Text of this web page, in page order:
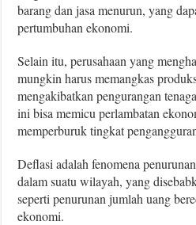
barang dan jasa menurun, yang
pertumbuhan ekonomi.
Selain itu, perusahaan yang
mungkin harus memangkas
mengakibatkan pengurangan
ini bisa memicu perlambatan
memperburuk tingkat
Deflasi adalah fenomena
dalam suatu wilayah, yang
seperti penurunan jumlah uang
ekonomi.